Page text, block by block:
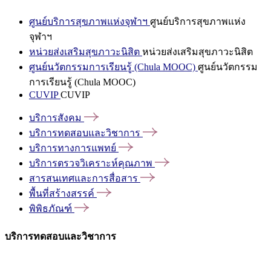
ศูนย์บริการสุขภาพแห่งจุฬาฯ ศูนย์บริการสุขภาพแห่ง
จุฬาฯ
หน่วยส่งเสริมสุขภาวะนิสิต หน่วยส่งเสริมสุขภาวะนิสิต
ศูนย์นวัตกรรมการเรียนรู้ (Chula MOOC) ศูนย์นวัตกรรม
การเรียนรู้ (Chula MOOC)
CUVIPCUVIP
บริการสังคม
บริการทดสอบและวิชาการ
บริการทางการแพทย์
บริการตรวจวิเคราะห์คุณภาพ
สารสนเทศและการสื่อสาร
พื้นที่สร้างสรรค์
พิพิธภัณฑ์
บริการทดสอบและวิชาการ